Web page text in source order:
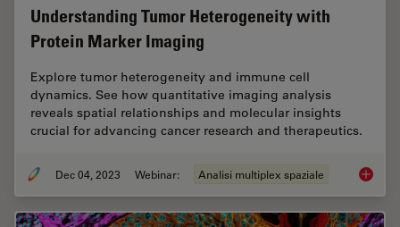
Understanding Tumor Heterogeneity with
Protein Marker Imaging
Explore tumor heterogeneity and immune cell
dynamics. See how quantitative imaging analysis
reveals spatial relationships and molecular insights
crucial for advancing cancer research and therapeutics.
Dec 04, 2023 Webinar: Analisi multiplex spaziale